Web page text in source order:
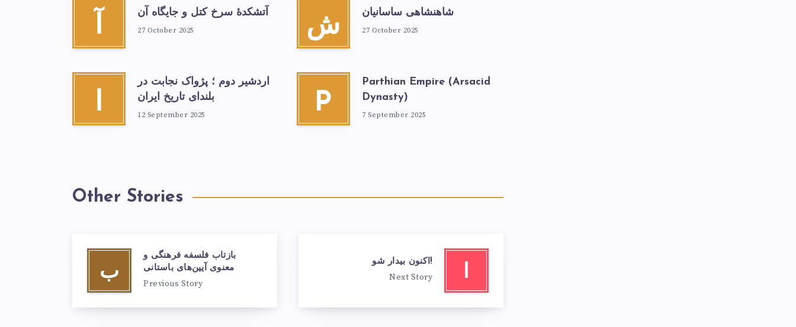
آ
آتشكدهٔ سرخ‌ کتل و جایگاه آن
27 October 2025 ش
شاهنشاهی ساسانیان
27 October 2025
ا
اردشیر دوم ؛ پژواک نجابت در
بلندای تاریخ ایران
12 September 2025 P
Parthian Empire (Arsacid
Dynasty)
7 September 2025
Other Stories
ا
اکنون بیدار شو!
Next Story ب
بازتاب فلسفه فرهنگی و
معنوی آیین‌های باستانی
Previous Story